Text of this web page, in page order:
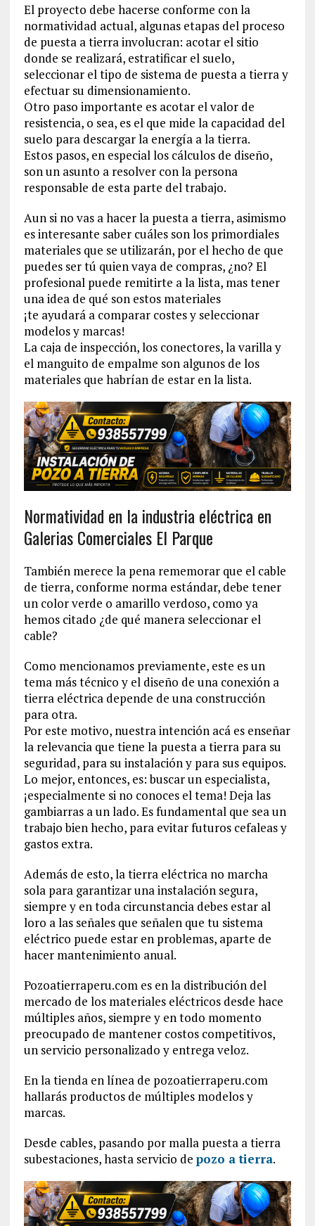
El proyecto debe hacerse conforme con la
normatividad actual, algunas etapas del proceso
de puesta a tierra involucran: acotar el sitio
donde se realizará, estratificar el suelo,
seleccionar el tipo de sistema de puesta a tierra y
efectuar su dimensionamiento.
Otro paso importante es acotar el valor de
resistencia, o sea, es el que mide la capacidad del
suelo para descargar la energía a la tierra.
Estos pasos, en especial los cálculos de diseño,
son un asunto a resolver con la persona
responsable de esta parte del trabajo.
Aun si no vas a hacer la puesta a tierra, asimismo
es interesante saber cuáles son los primordiales
materiales que se utilizarán, por el hecho de que
puedes ser tú quien vaya de compras, ¿no? El
profesional puede remitirte a la lista, mas tener
una idea de qué son estos materiales
¡te ayudará a comparar costes y seleccionar
modelos y marcas!
La caja de inspección, los conectores, la varilla y
el manguito de empalme son algunos de los
materiales que habrían de estar en la lista.
Normatividad en la industria eléctrica en
Galerias Comerciales El Parque
También merece la pena rememorar que el cable
de tierra, conforme norma estándar, debe tener
un color verde o amarillo verdoso, como ya
hemos citado ¿de qué manera seleccionar el
cable?
Como mencionamos previamente, este es un
tema más técnico y el diseño de una conexión a
tierra eléctrica depende de una construcción
para otra.
Por este motivo, nuestra intención acá es enseñar
la relevancia que tiene la puesta a tierra para su
seguridad, para su instalación y para sus equipos.
Lo mejor, entonces, es: buscar un especialista,
¡especialmente si no conoces el tema! Deja las
gambiarras a un lado. Es fundamental que sea un
trabajo bien hecho, para evitar futuros cefaleas y
gastos extra.
Además de esto, la tierra eléctrica no marcha
sola para garantizar una instalación segura,
siempre y en toda circunstancia debes estar al
loro a las señales que señalen que tu sistema
eléctrico puede estar en problemas, aparte de
hacer mantenimiento anual.
Pozoatierraperu.com es en la distribución del
mercado de los materiales eléctricos desde hace
múltiples años, siempre y en todo momento
preocupado de mantener costos competitivos,
un servicio personalizado y entrega veloz.
En la tienda en línea de pozoatierraperu.com
hallarás productos de múltiples modelos y
marcas.
Desde cables, pasando por malla puesta a tierra
subestaciones, hasta servicio de pozo a tierra.